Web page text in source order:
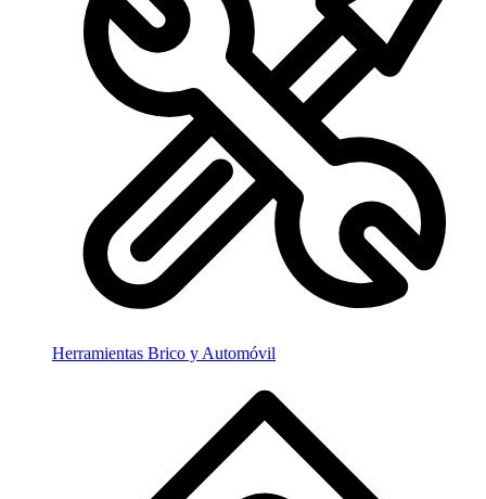
Herramientas Brico y Automóvil